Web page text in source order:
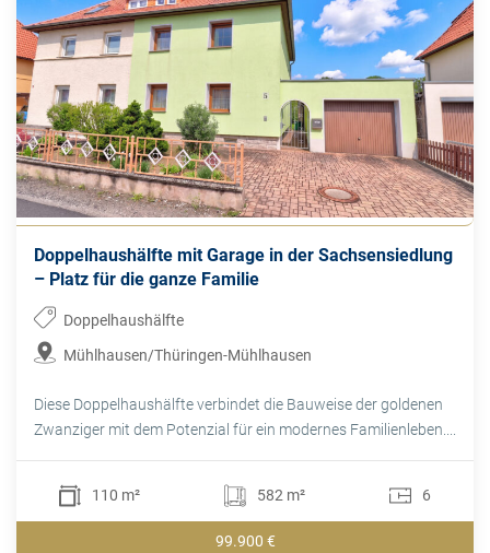
Doppelhaushälfte mit Garage in der Sachsensiedlung
– Platz für die ganze Familie
Doppelhaushälfte
Mühlhausen/Thüringen-Mühlhausen
Diese Doppelhaushälfte verbindet die Bauweise der goldenen
Zwanziger mit dem Potenzial für ein modernes Familienleben....
110 m² 582 m² 6
99.900 €